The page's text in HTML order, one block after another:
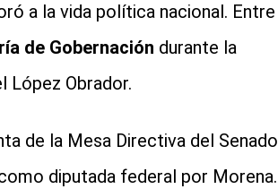
a la vida política nacional. Entre
de Gobernación durante la
López Obrador.
de la Mesa Directiva del Senado
diputada federal por Morena.